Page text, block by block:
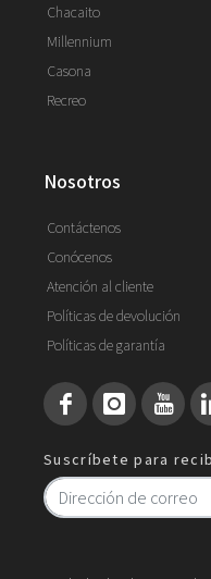
Chacaito
Millennium
Casona
Recreo
nosotros
Contáctenos
Conócenos
Atención al cliente
Políticas de devolución
Políticas de garantía
Suscríbete para